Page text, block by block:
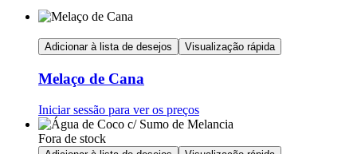
Adicionar à lista de desejos Visualização rápida
Melaço de Cana
Iniciar sessão para ver os preços
Fora de stock